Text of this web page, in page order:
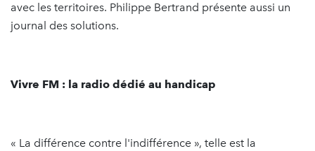
avec les territoires. Philippe Bertrand présente aussi un
journal des solutions.
Vivre FM : la radio dédié au handicap
« La différence contre l'indifférence », telle est la